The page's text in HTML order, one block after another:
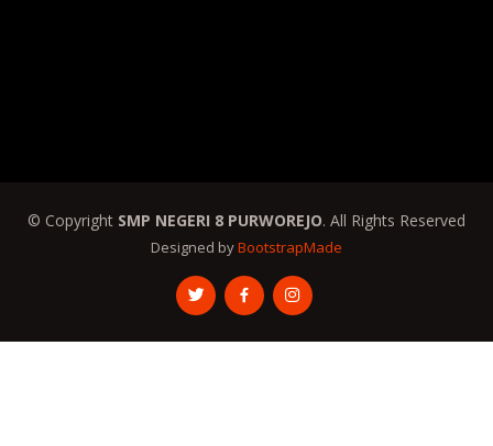
© Copyright SMP NEGERI 8 PURWOREJO. All Rights Reserved
Designed byBootstrapMade